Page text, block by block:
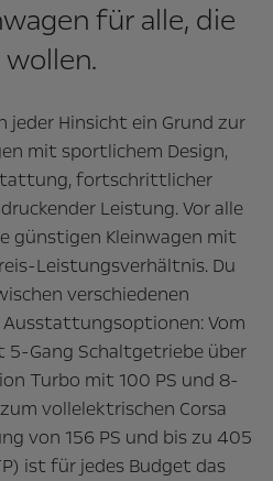
für alle, die
jeder Hinsicht ein Grund zur
mit sportlichem Design,
fortschrittlicher
Leistung. Vor alle
günstigen Kleinwagen mit
Leistungsverhältnis. Du
verschiedenen
Vom
5-Gang Schaltgetriebe über
Turbo mit 100 PS und 8-
vollelektrischen Corsa
von 156 PS und bis zu 405
ist für jedes Budget das